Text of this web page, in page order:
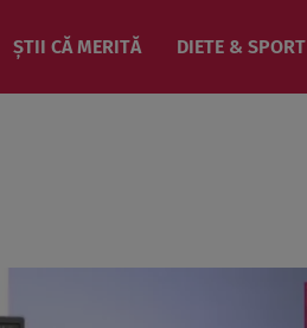
ȘTII CĂ MERITĂ DIETE & SPORT